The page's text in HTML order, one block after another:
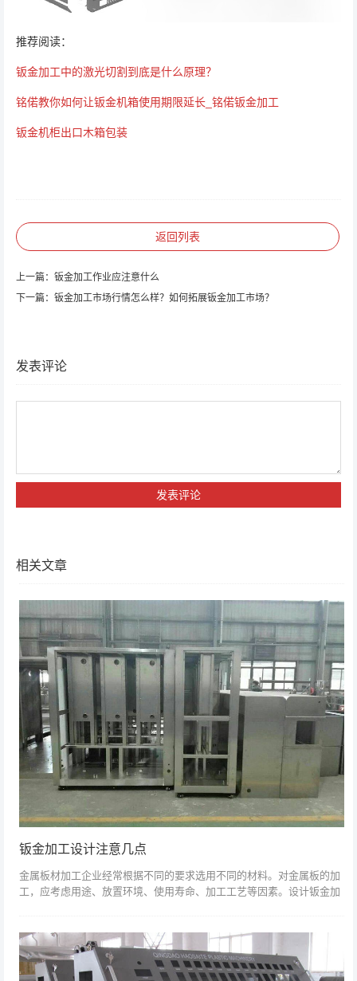
推荐阅读：
钣金加工中的激光切割到底是什么原理？
铭偌教你如何让钣金机箱使用期限延长_铭偌钣金加工
钣金机柜出口木箱包装
返回列表
上一篇： 钣金加工作业应注意什么
下一篇： 钣金加工市场行情怎么样？如何拓展钣金加工市场？
发表评论
相关文章
钣金加工设计注意几点
金属板材加工企业经常根据不同的要求选用不同的材料。对金属板的加
工，应考虑用途、放置环境、使用寿命、加工工艺等因素。设计钣金加